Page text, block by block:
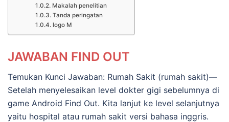
Makalah penelitian
Tanda peringatan
logo M
JAWABAN FIND OUT
Temukan Kunci Jawaban: Rumah Sakit (rumah sakit)—
Setelah menyelesaikan level dokter gigi sebelumnya di
game Android Find Out. Kita lanjut ke level selanjutnya
yaitu hospital atau rumah sakit versi bahasa inggris.